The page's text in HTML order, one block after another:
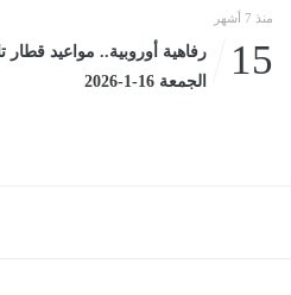
منذ 7 أشهر
15
رفاهية أوروبية.. مواعيد قطار
الجمعة 16-1-2026